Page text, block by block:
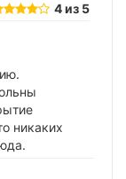
4 из 5
никаких